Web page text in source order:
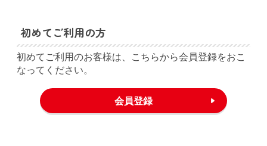
初めてご利用の方
初めてご利用のお客様は、こちらから会員登録をおこ
なってください。